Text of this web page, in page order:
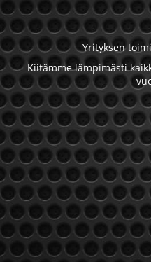
Yrityksen
Kiitämme lämpimästi